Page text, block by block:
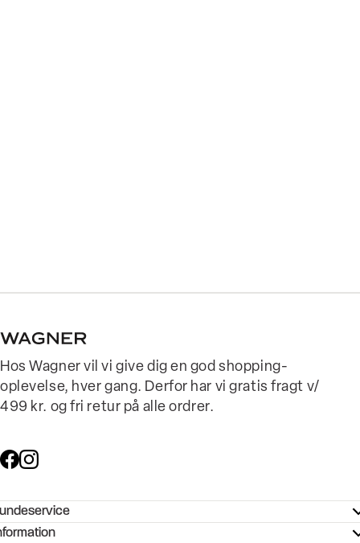
Hos Wagner vil vi give dig en god shopping-
oplevelse, hver gang. Derfor har vi gratis fragt v/
499 kr. og fri retur på alle ordrer.
- Hjælpecenter